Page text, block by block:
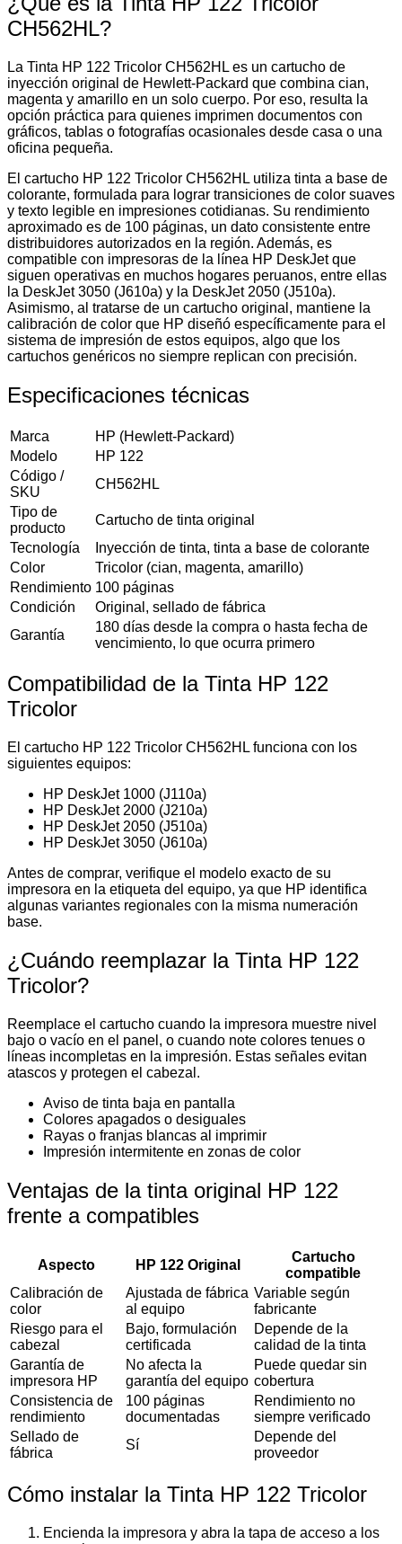
CH562HL?
La Tinta HP 122 Tricolor CH562HL es un cartucho de
inyección original de Hewlett-Packard que combina cian,
magenta y amarillo en un solo cuerpo. Por eso, resulta la
opción práctica para quienes imprimen documentos con
gráficos, tablas o fotografías ocasionales desde casa o una
oficina pequeña.
El cartucho HP 122 Tricolor CH562HL utiliza tinta a base de
colorante, formulada para lograr transiciones de color suaves
y texto legible en impresiones cotidianas. Su rendimiento
aproximado es de 100 páginas, un dato consistente entre
distribuidores autorizados en la región. Además, es
compatible con impresoras de la línea HP DeskJet que
siguen operativas en muchos hogares peruanos, entre ellas
la DeskJet 3050 (J610a) y la DeskJet 2050 (J510a).
Asimismo, al tratarse de un cartucho original, mantiene la
calibración de color que HP diseñó específicamente para el
sistema de impresión de estos equipos, algo que los
cartuchos genéricos no siempre replican con precisión.
Especificaciones técnicas
Marca
HP (Hewlett-Packard)
Modelo
HP 122
Código /
SKU
CH562HL
Tipo de
producto
Cartucho de tinta original
Tecnología
Inyección de tinta, tinta a base de colorante
Color
Tricolor (cian, magenta, amarillo)
Rendimiento 100 páginas
Condición
Original, sellado de fábrica
Garantía
180 días desde la compra o hasta fecha de
vencimiento, lo que ocurra primero
Compatibilidad de la Tinta HP 122
Tricolor
El cartucho HP 122 Tricolor CH562HL funciona con los
siguientes equipos:
HP DeskJet 1000 (J110a)
HP DeskJet 2000 (J210a)
HP DeskJet 2050 (J510a)
HP DeskJet 3050 (J610a)
Antes de comprar, verifique el modelo exacto de su
impresora en la etiqueta del equipo, ya que HP identifica
algunas variantes regionales con la misma numeración
base.
¿Cuándo reemplazar la Tinta HP 122
Tricolor?
Reemplace el cartucho cuando la impresora muestre nivel
bajo o vacío en el panel, o cuando note colores tenues o
líneas incompletas en la impresión. Estas señales evitan
atascos y protegen el cabezal.
Aviso de tinta baja en pantalla
Colores apagados o desiguales
Rayas o franjas blancas al imprimir
Impresión intermitente en zonas de color
Ventajas de la tinta original HP 122
frente a compatibles
Aspecto HP 122 Original
Cartucho
compatible
Calibración de
color
Ajustada de fábrica
al equipo
Variable según
fabricante
Riesgo para el
cabezal
Bajo, formulación
certificada
Depende de la
calidad de la tinta
Garantía de
impresora HP
No afecta la
garantía del equipo
Puede quedar sin
cobertura
Consistencia de
rendimiento
100 páginas
documentadas
Rendimiento no
siempre verificado
Sellado de
fábrica
Sí
Depende del
proveedor
Cómo instalar la Tinta HP 122 Tricolor
Encienda la impresora y abra la tapa de acceso a los